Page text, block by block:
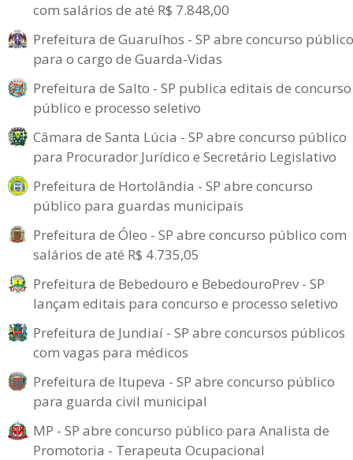
com salários de até R$ 7.848,00
Prefeitura de Guarulhos - SP abre concurso público
para o cargo de Guarda-Vidas
Prefeitura de Salto - SP publica editais de concurso
público e processo seletivo
Câmara de Santa Lúcia - SP abre concurso público
para Procurador Jurídico e Secretário Legislativo
Prefeitura de Hortolândia - SP abre concurso
público para guardas municipais
Prefeitura de Óleo - SP abre concurso público com
salários de até R$ 4.735,05
Prefeitura de Bebedouro e BebedouroPrev - SP
lançam editais para concurso e processo seletivo
Prefeitura de Jundiaí - SP abre concursos públicos
com vagas para médicos
Prefeitura de Itupeva - SP abre concurso público
para guarda civil municipal
MP - SP abre concurso público para Analista de
Promotoria - Terapeuta Ocupacional